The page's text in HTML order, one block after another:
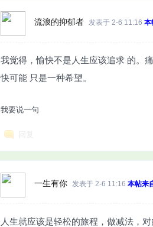
流浪的抑郁者 发表于 2-6 11:16
我觉得，愉快不是人生应该追求 的。
快可能 只是一种希望。
我要说一句
一生有你 发表于 2-6 11:16 本帖来
人生就应该是轻松的旅程，做减法，